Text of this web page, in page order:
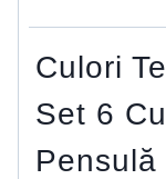
Culori
Set 6
Pensulă